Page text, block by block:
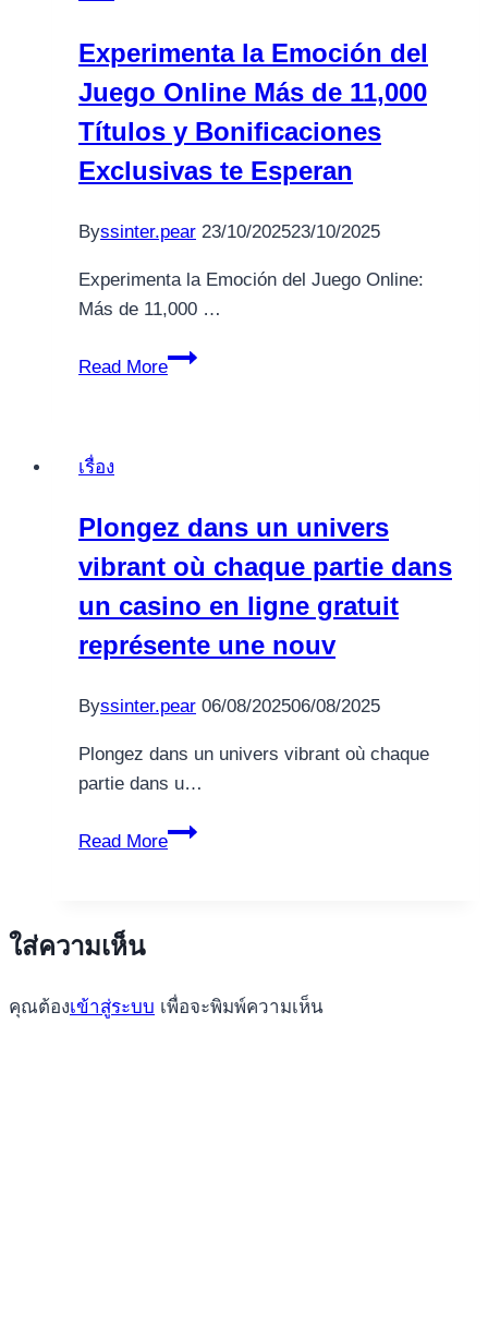
Experimenta la Emoción del
Juego Online Más de 11,000
Títulos y Bonificaciones
Exclusivas te Esperan
Byssinter.pear 23/10/202523/10/2025
Experimenta la Emoción del Juego Online:
Más de 11,000 …
Read More
Experimenta
Más
de
Títulos
y
Exclusivas
เรื่อง
Plongez dans un univers
vibrant où chaque partie dans
un casino en ligne gratuit
représente une nouv
Byssinter.pear 06/08/202506/08/2025
Plongez dans un univers vibrant où chaque
partie dans u…
Read More
Plongez
chaque
ใส่ความเห็น
คุณต้องเข้าสู่ระบบ เพื่อจะพิมพ์ความเห็น